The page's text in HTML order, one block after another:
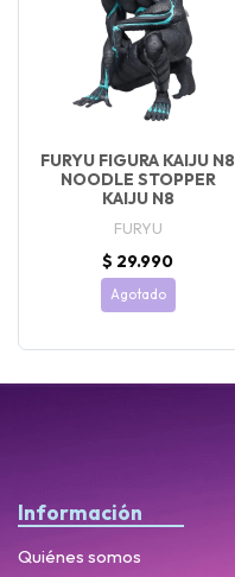
FURYU FIGURA KAIJU N8
NOODLE STOPPER
KAIJU N8
FURYU
$ 29.990
Agotado
Información
Quiénes somos